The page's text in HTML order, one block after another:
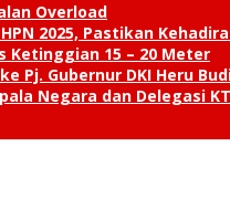
Overload
2025, Pastikan
Ketinggian 15 – 20 Meter
Pj. Gubernur DKI Heru
Negara dan Delegasi